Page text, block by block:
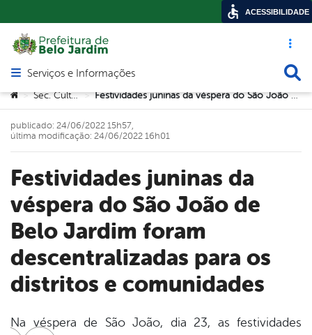
Acesso
Abrir menu principal de navegação
Serviços e Informações
Você está aqui:
> Sec. Cultura > Festividades juninas da véspera do São João de Belo Jardim foram descentralizadas para os distritos e comunidades
Festividades juninas da
véspera do São João de
Belo Jardim foram
descentralizadas para os
distritos e comunidades
publicado: 24/06/2022 15h57,
última modificação: 24/06/2022 16h01
Na véspera de São João, dia 23, as festividades
ACESSIBILIDADE